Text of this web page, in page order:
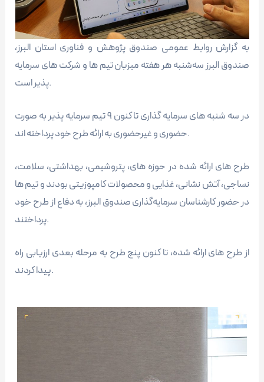
به گزارش روابط عمومی صندوق پژوهش و فناوری استان البرز،
صندوق البرز سه‌شنبه‌ هر هفته میزبان تیم ها و شرکت های سرمایه
پذیر است.
در سه شنبه های سرمایه گذاری تا کنون ۹ تیم سرمایه پذیر به صورت
حضوری و غیرحضوری به ارائه طرح خود پرداخته اند.
طرح های ارائه شده در حوزه های، پتروشیمی، بهداشتی، سلامت،
نساجی، آتش نشانی، غذایی و محصولات کامپوزیتی بودند و تیم ها
در حضور کارشناسان سرمایه‌گذاری صندوق البرز، به دفاع از طرح خود
پرداختند.
از طرح های ارائه شده، تا کنون پنج طرح به مرحله بعدی ارزیابی راه
پیدا کردند.